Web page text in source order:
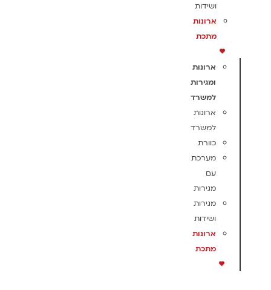
ושידות
ארונות
מתכת
ארונות
ומגירות
למשרד
ארונות
למשרד
כוורת
מערכת
עם
מגירות
מגירות
ושידות
ארונות
מתכת